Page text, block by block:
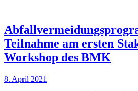
Teilnahme am ersten
Workshop des BMK
8. April 2021